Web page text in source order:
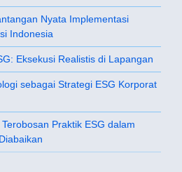
Nyata Implementasi
Indonesia
Eksekusi Realistis di Lapangan
sebagai Strategi ESG Korporat
Praktik ESG dalam